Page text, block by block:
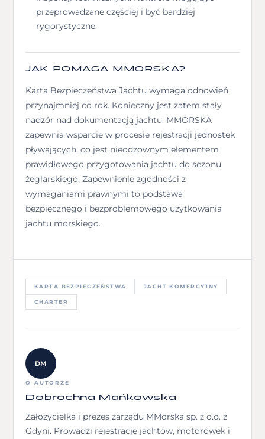
przeprowadzane częściej i być bardziej
rygorystyczne.
JAK POMAGA MMORSKA?
Karta Bezpieczeństwa Jachtu wymaga odnowień
przynajmniej co rok. Konieczny jest zatem stały
nadzór nad dokumentacją jachtu. MMORSKA
zapewnia wsparcie w procesie rejestracji jednostek
pływających, co jest nieodzownym elementem
prawidłowego przygotowania jachtu do sezonu
żeglarskiego. Zapewnienie zgodności z
wymaganiami prawnymi to podstawa
bezpiecznego i bezproblemowego użytkowania
jachtu morskiego.
KARTA BEZPIECZEŃSTWA JACHT KOMERCYJNY
CHARTER
DM
O AUTORZE
Dobrochna Mańkowska
Założycielka i prezes zarządu MMorska sp. z o.o. z
Gdyni. Prowadzi rejestracje jachtów, motorówek i